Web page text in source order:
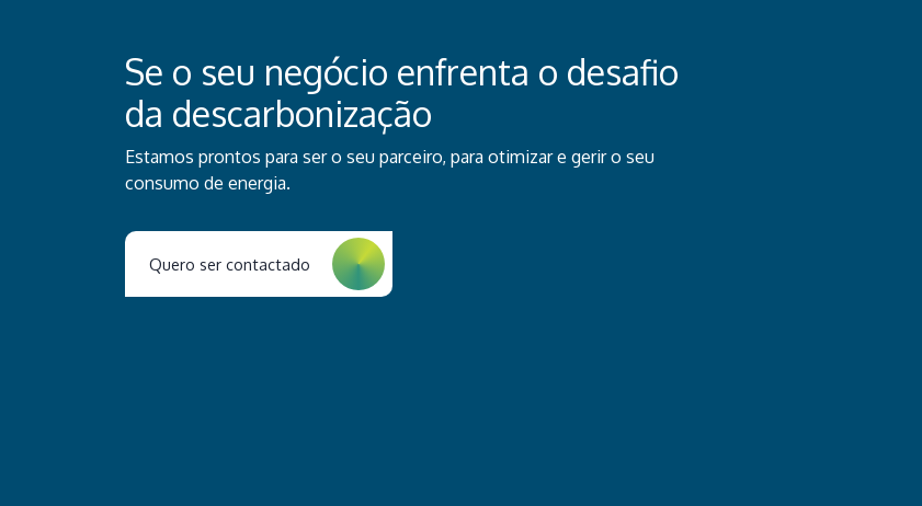
Se o seu negócio enfrenta o desafio
da descarbonização
Estamos prontos para ser o seu parceiro, para otimizar e gerir o seu
consumo de energia.
Quero ser contactado